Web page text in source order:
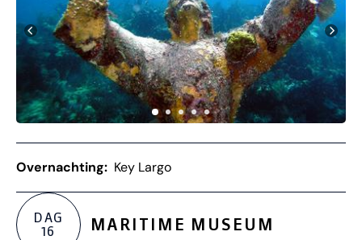
Overnachting: Key Largo
DAG
16
MARITIME MUSEUM